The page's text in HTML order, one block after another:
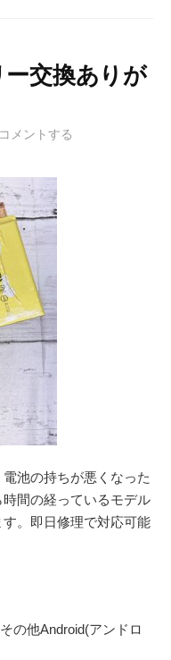
ー交換ありが
コメントする
池の持ちが悪くなった
間の経っているモデル
。即日修理で対応可能
その他Android(アンドロ